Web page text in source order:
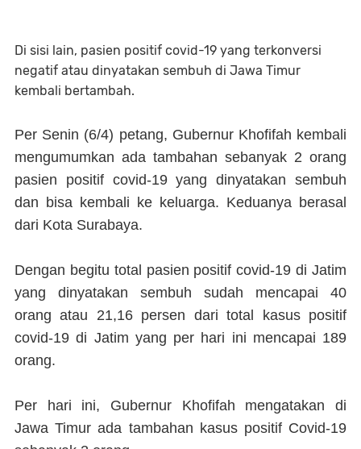
Di sisi lain, pasien positif covid-19 yang terkonversi
negatif atau dinyatakan sembuh di Jawa Timur
kembali bertambah.
Per Senin (6/4) petang, Gubernur Khofifah kembali
mengumumkan ada tambahan sebanyak 2 orang
pasien positif covid-19 yang dinyatakan sembuh
dan bisa kembali ke keluarga. Keduanya berasal
dari Kota Surabaya.
Dengan begitu total pasien positif covid-19 di Jatim
yang dinyatakan sembuh sudah mencapai 40
orang atau 21,16 persen dari total kasus positif
covid-19 di Jatim yang per hari ini mencapai 189
orang.
Per hari ini, Gubernur Khofifah mengatakan di
Jawa Timur ada tambahan kasus positif Covid-19